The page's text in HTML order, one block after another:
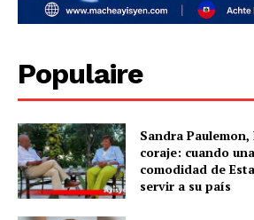
Populaire
Sandra
coraje: cuando
comodidad de
servir a su país